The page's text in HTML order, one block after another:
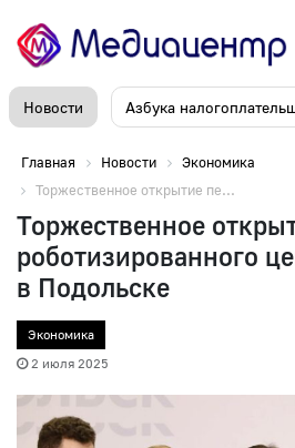
Новости Азбука
Главная Новости
Экономика
Торжественное открытие пе...
Торжественное
роботизированного
в Подольске
Экономика
2 июля 2025